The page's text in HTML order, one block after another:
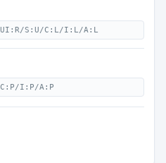
UI:R/S:U/C:L/I:L/A:L
C:P/I:P/A:P